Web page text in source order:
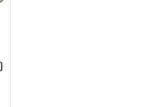
цена составляла 15.514
цена: 6.800 р.